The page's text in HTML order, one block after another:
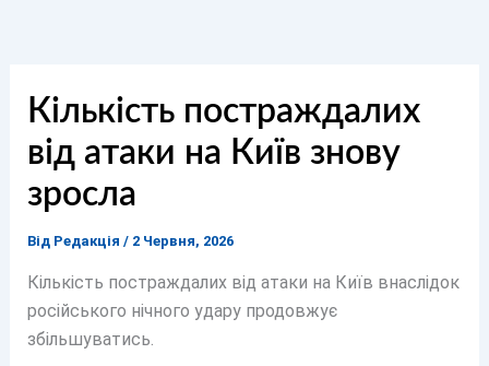
Кількість постраждалих
від атаки на Київ знову
зросла
Від Редакція / 2 Червня, 2026
Кількість постраждалих від атаки на Київ внаслідок
російського нічного удару продовжує
збільшуватись.